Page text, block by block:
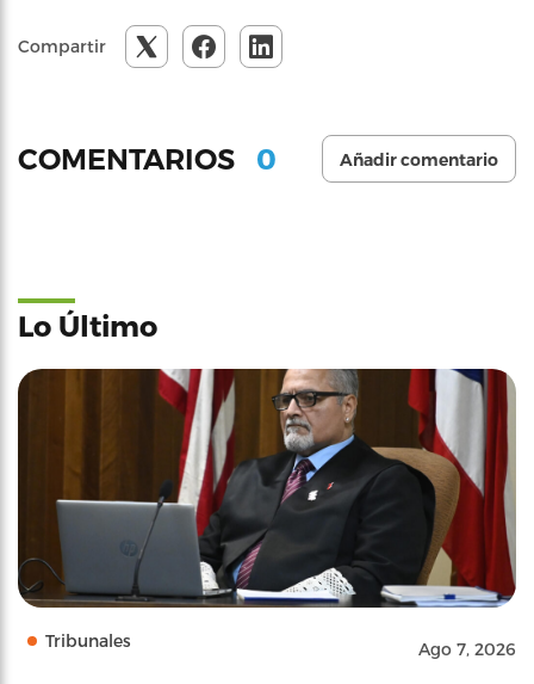
Compartir
COMENTARIOS 0 Añadir comentario
Lo Último
Tribunales Ago 7, 2026